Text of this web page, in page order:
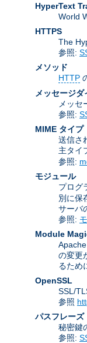
HyperText
World
HTTPS
The
参照:
メソッド
HTTP
メッセージダ
メッセ
参照:
MIME タイプ
送信さ
主タイ
参照:
モジュール
プログ
別に保
サーバ
参照:
Module
の変更
るため
OpenSSL
SSL/
参照
パスフレーズ
秘密鍵
参照: